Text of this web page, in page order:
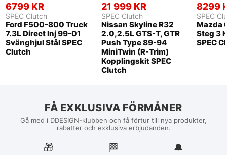
6799 KR
SPEC Clutch
Ford F500-800 Truck
7.3L Direct Inj 99-01
Svänghjul Stål SPEC
Clutch
21 999 KR
SPEC Clutch
Nissan Skyline R32
2.0,2.5L GTS-T, GTR
Push Type 89-94
MiniTwin (R-Trim)
Kopplingskit SPEC
Clutch
8299
SPEC
Mazda
Steg 3
SPEC
FÅ EXKLUSIVA FÖRMÅNER
Gå med i DDESIGN-klubben och få förtur till nya produkter,
rabatter och exklusiva erbjudanden.
🎁 🏁︎ 🔔